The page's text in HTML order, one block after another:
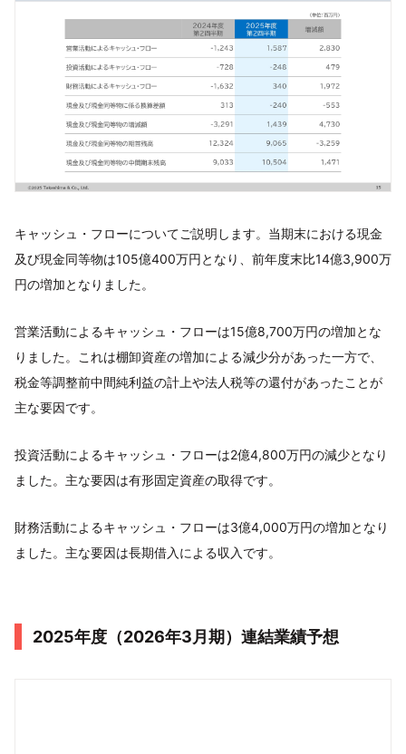
キャッシュ・フローについてご説明します。当期末における現金
及び現金同等物は105億400万円となり、前年度末比14億3,900万
円の増加となりました。
営業活動によるキャッシュ・フローは15億8,700万円の増加とな
りました。これは棚卸資産の増加による減少分があった一方で、
税金等調整前中間純利益の計上や法人税等の還付があったことが
主な要因です。
投資活動によるキャッシュ・フローは2億4,800万円の減少となり
ました。主な要因は有形固定資産の取得です。
財務活動によるキャッシュ・フローは3億4,000万円の増加となり
ました。主な要因は長期借入による収入です。
2025年度（2026年3月期）連結業績予想